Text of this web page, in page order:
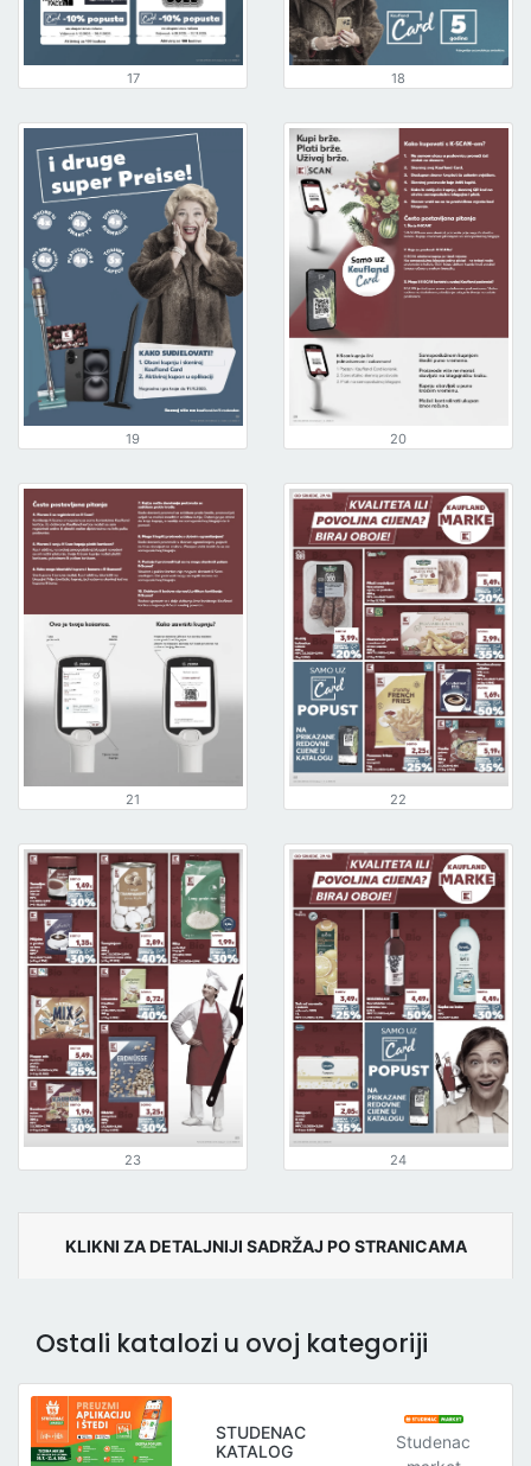
17 18
19 20
21 22
23 24
KLIKNI ZA DETALJNIJI SADRŽAJ PO STRANICAMA
Ostali katalozi u ovoj kategoriji
STUDENAC
KATALOG
Studenac